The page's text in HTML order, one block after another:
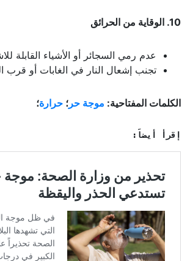
10. الوقاية من الحرائق
عدم رمي السجائر أو الأشياء القابلة
تجنب إشعال النار في الغابات أو قرب
الكلمات المفتاحية: موجة حر ؛ حرارة؛
إقرأ أيضاً: